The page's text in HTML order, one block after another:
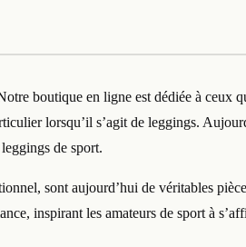
boutique en ligne est dédiée à ceux
lorsqu’il s’agit de leggings.
de sport.
sont aujourd’hui de véritables
inspirant les amateurs de sport à